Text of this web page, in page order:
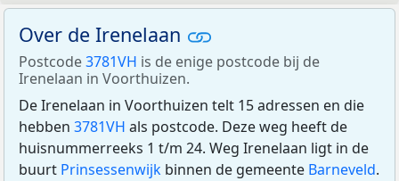
Over de Irenelaan
Postcode3781VH is de enige postcode bij de
Irenelaan in Voorthuizen.
De Irenelaan in Voorthuizen telt 15 adressen en die
hebben 3781VH als postcode. Deze weg heeft de
huisnummerreeks 1 t/m 24. Weg Irenelaan ligt in de
buurt Prinsessenwijk binnen de gemeente Barneveld.